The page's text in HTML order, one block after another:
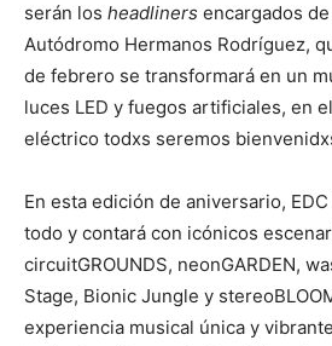
serán los headliners encargados
Autódromo Hermanos Rodríguez,
de febrero se transformará en un
luces LED y fuegos artificiales, en
eléctrico todxs seremos
En esta edición de aniversario,
todo y contará con icónicos
circuitGROUNDS, neonGARDEN,
Stage, Bionic Jungle y
experiencia musical única y